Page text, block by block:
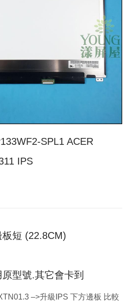
SPL1 ACER
IPS
短 (22.8CM)
型號.其它會卡到
–>升級IPS 下方邊板 比較